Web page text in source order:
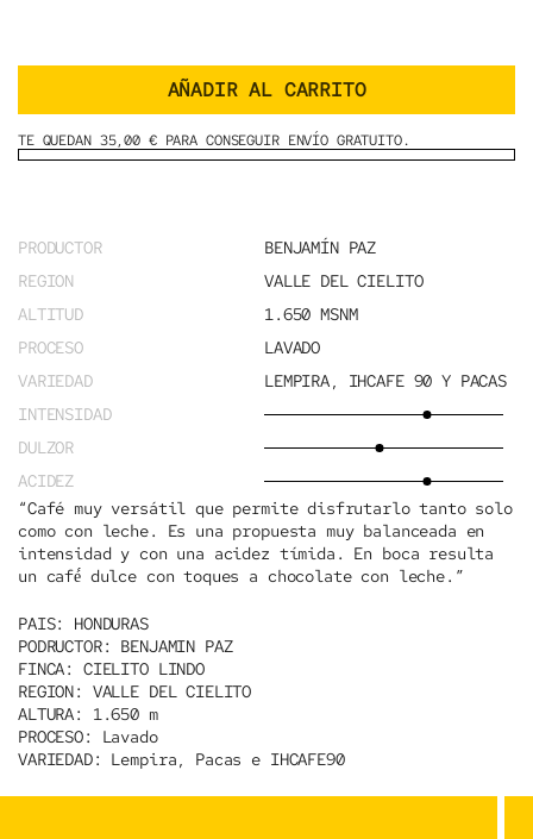
AÑADIR AL CARRITO
TE QUEDAN 35,00 € PARA CONSEGUIR ENVÍO GRATUITO.
PRODUCTOR
BENJAMÍN PAZ
REGION
VALLE DEL CIELITO
ALTITUD
1.650 MSNM
PROCESO
LAVADO
VARIEDAD
LEMPIRA, IHCAFE 90 Y PACAS
INTENSIDAD
DULZOR
ACIDEZ
“Café muy versátil que permite disfrutarlo tanto solo
como con leche. Es una propuesta muy balanceada en
intensidad y con una acidez tímida. En boca resulta
un café́ dulce con toques a chocolate con leche. ”
PAIS:
HONDURAS
PODRUCTOR:
BENJAMIN PAZ
FINCA:
CIELITO LINDO
REGION:
VALLE DEL CIELITO
ALTURA: 1.650 m
PROCESO:
Lavado
VARIEDAD:
Lempira, Pacas e IHCAFE90